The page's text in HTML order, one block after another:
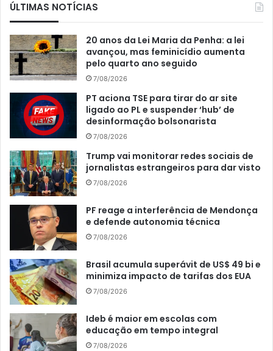
ÚLTIMAS NOTÍCIAS
20 anos da Lei Maria da Penha: a lei
avançou, mas feminicídio aumenta
pelo quarto ano seguido
7/08/2026
PT aciona TSE para tirar do ar site
ligado ao PL e suspender ‘hub’ de
desinformação bolsonarista
7/08/2026
Trump vai monitorar redes sociais de
jornalistas estrangeiros para dar visto
7/08/2026
PF reage a interferência de Mendonça
e defende autonomia técnica
7/08/2026
Brasil acumula superávit de US$ 49 bi e
minimiza impacto de tarifas dos EUA
7/08/2026
Ideb é maior em escolas com
educação em tempo integral
7/08/2026